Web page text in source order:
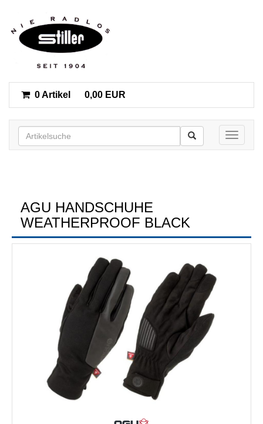
0 Artikel 0,00 EUR
Toggle
AGU HANDSCHUHE
WEATHERPROOF BLACK